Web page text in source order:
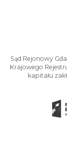
Sąd Rejonowy
Krajowego
kapitału